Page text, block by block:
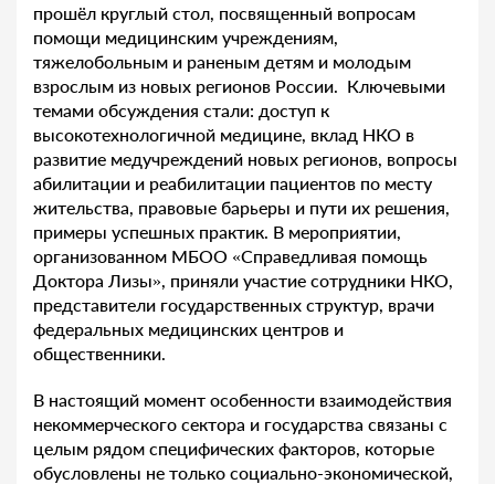
прошёл круглый стол, посвященный вопросам
помощи медицинским учреждениям,
тяжелобольным и раненым детям и молодым
взрослым из новых регионов России. Ключевыми
темами обсуждения стали: доступ к
высокотехнологичной медицине, вклад НКО в
развитие медучреждений новых регионов, вопросы
абилитации и реабилитации пациентов по месту
жительства, правовые барьеры и пути их решения,
примеры успешных практик. В мероприятии,
организованном МБОО «Справедливая помощь
Доктора Лизы», приняли участие сотрудники НКО,
представители государственных структур, врачи
федеральных медицинских центров и
общественники.
В настоящий момент особенности взаимодействия
некоммерческого сектора и государства связаны с
целым рядом специфических факторов, которые
обусловлены не только социально-экономической,